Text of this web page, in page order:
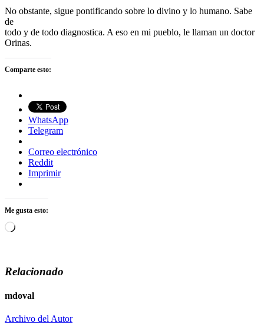
No obstante, sigue pontificando sobre lo divino y lo humano. Sabe
de
todo y de todo diagnostica. A eso en mi pueblo, le llaman un doctor
Orinas.
Comparte esto:
WhatsApp
Telegram
Correo electrónico
Reddit
Imprimir
Me gusta esto:
Cargando...
Relacionado
mdoval
Archivo del Autor